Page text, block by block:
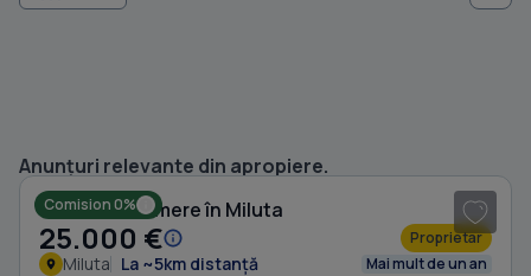
Anunțuri relevante din apropiere.
Comision 0%
Casă cu 4 camere în Miluta
25.000 € Proprietar
Miluta La ~5km distanță Mai mult de un an